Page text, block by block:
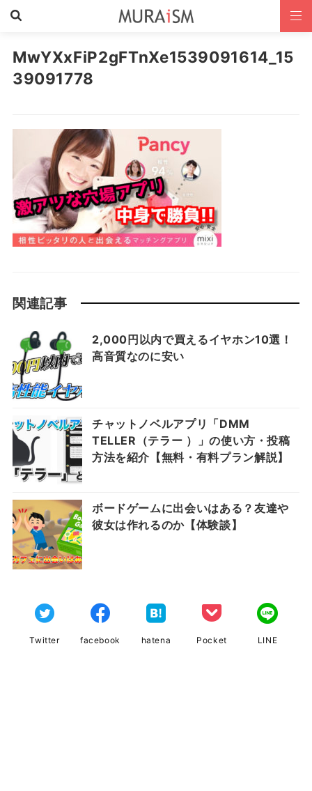
MwYXxFiP2gFTnXe1539091614_15
39091778
関連記事
2,000円以内で買えるイヤホン10選！
高音質なのに安い
チャットノベルアプリ「DMM
TELLER（テラー ）」の使い方・投稿
方法を紹介【無料・有料プラン解説】
ボードゲームに出会いはある？友達や
彼女は作れるのか【体験談】
Twitter facebook hatena Pocket LINE